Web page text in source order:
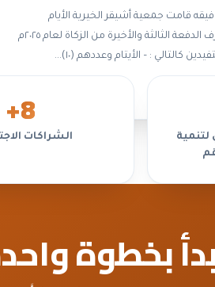
قامت جمعية أشيقر الخيرية الأيام
الماضية بصرف الدفعة الثالثة والأخيرة من الزكاة لعام ٢٠٢٥م
: – الأيتام وعددهم (١٠)...
8
+
الشراكات
بخطوة